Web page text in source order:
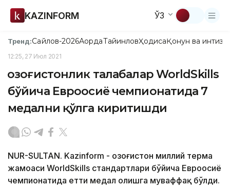
KAZINFORM ЎЗ
Тренд:Сайлов-2026АқордаТайинловҲодисаҚонун ва
12:25, 27 Июл 2021
Қозоғистонлик талабалар WorldSkills
бўйича Евроосиё чемпионатида 7
медални қўлга киритишди
NUR-SULTAN. Kazinform - Қозоғистон миллий терма
жамоаси WorldSkills стандартлари бўйича Евроосиё
чемпионатида етти медал олишга муваффақ бўлди.